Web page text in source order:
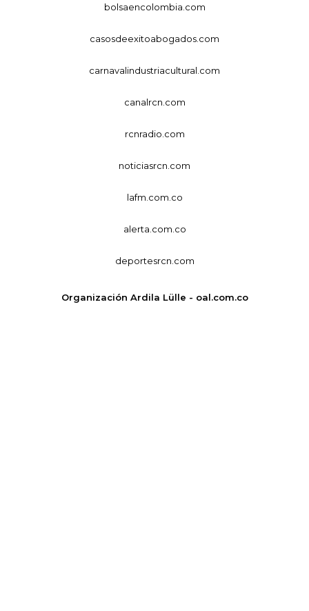
bolsaencolombia.com
casosdeexitoabogados.com
carnavalindustriacultural.com
canalrcn.com
rcnradio.com
noticiasrcn.com
lafm.com.co
alerta.com.co
deportesrcn.com
Organización Ardila Lülle - oal.com.co